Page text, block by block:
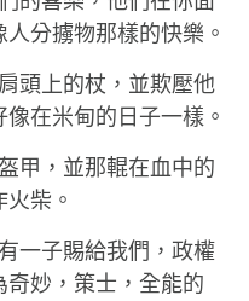
分擄物那樣的快樂。
頭上的杖，並欺壓他
在米甸的日子一樣。
甲，並那輥在血中的
柴。
一子賜給我們，政權
妙，策士，全能的